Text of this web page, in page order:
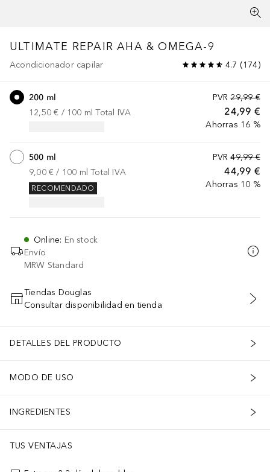
ULTIMATE REPAIR AHA & OMEGA-9
Acondicionador capilar 4.7 (174)
PVR 29,99 €
24,99 €
Ahorras 16 %
200 ml
12,50 € / 100 ml Total IVA
PVR 49,99 €
44,99 €
Ahorras 10 %
500 ml
9,00 € / 100 ml Total IVA
RECOMENDADO
Online: En stock
Envío
MRW Standard
AÑADIR AL CARRITO
Tiendas Douglas
Consultar disponibilidad en tienda
DETALLES DEL PRODUCTO
MODO DE USO
INGREDIENTES
TUS VENTAJAS